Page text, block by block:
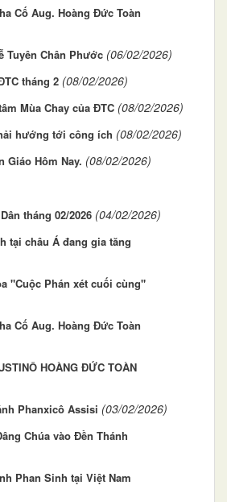
Cố Aug. Hoàng Đức Toàn
Tuyên Chân Phước (06/02/2026)
tháng 2 (08/02/2026)
Mùa Chay của ĐTC (08/02/2026)
hướng tới công ích (08/02/2026)
Giáo Hôm Nay. (08/02/2026)
tháng 02/2026 (04/02/2026)
tại châu Á đang gia tăng
"Cuộc Phán xét cuối cùng"
Cố Aug. Hoàng Đức Toàn
HOÀNG ĐỨC TOÀN
Phanxicô Assisi (03/02/2026)
Chúa vào Đền Thánh
Phan Sinh tại Việt Nam